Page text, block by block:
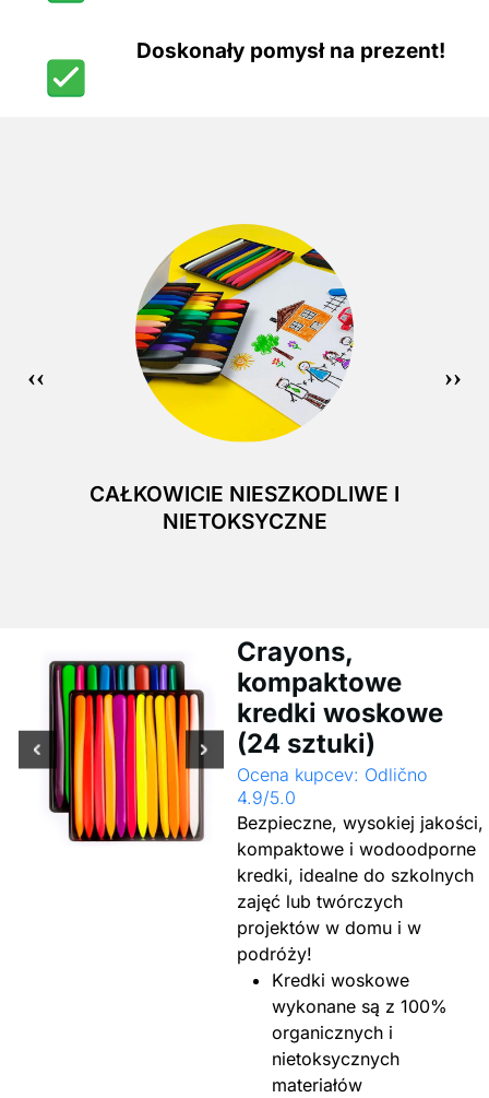
Doskonały pomysł na prezent!
CAŁKOWICIE NIESZKODLIWE I
NIETOKSYCZNE
Crayons,
kompaktowe
kredki woskowe
(24 sztuki)
Ocena kupcev: Odlično
4.9/5.0
Bezpieczne, wysokiej jakości,
kompaktowe i wodoodporne
kredki, idealne do szkolnych
zajęć lub twórczych
projektów w domu i w
podróży!
Kredki woskowe
wykonane są z 100%
organicznych i
nietoksycznych
materiałów